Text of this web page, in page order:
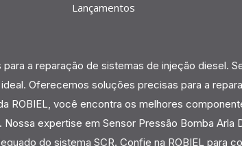
Lançamentos
a reparação de sistemas de injeção diesel.
Oferecemos soluções precisas para a
ROBIEL, você encontra os melhores
expertise em Sensor Pressão Bomba Arla
do sistema SCR. Confie na ROBIEL para